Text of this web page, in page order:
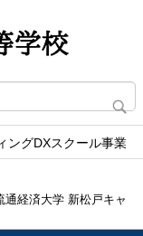
ングDXスクール事業
経済大学 新松戸キャ